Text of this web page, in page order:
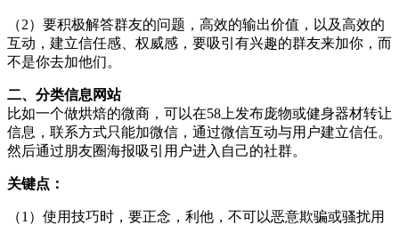
（2）要积极解答群友的问题，高效的输出价值，以及高效的
互动，建立信任感、权威感，要吸引有兴趣的群友来加你，而
不是你去加他们。
二、分类信息网站
比如一个做烘焙的微商，可以在58上发布庞物或健身器材转让
信息，联系方式只能加微信，通过微信互动与用户建立信任。
然后通过朋友圈海报吸引用户进入自己的社群。
关键点：
（1）使用技巧时，要正念，利他，不可以恶意欺骗或骚扰用